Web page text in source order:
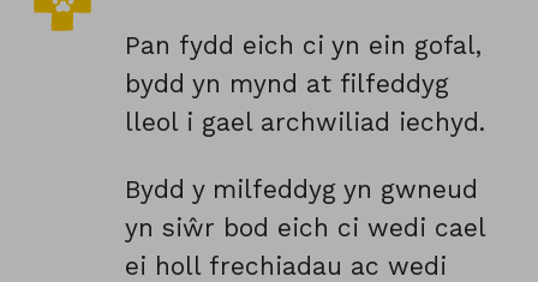
Pan fydd eich ci yn ein gofal,
bydd yn mynd at filfeddyg
lleol i gael archwiliad iechyd.
Bydd y milfeddyg yn gwneud
yn siŵr bod eich ci wedi cael
ei holl frechiadau ac wedi